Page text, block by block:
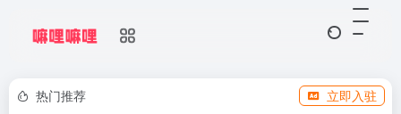
热门推荐 立即入驻